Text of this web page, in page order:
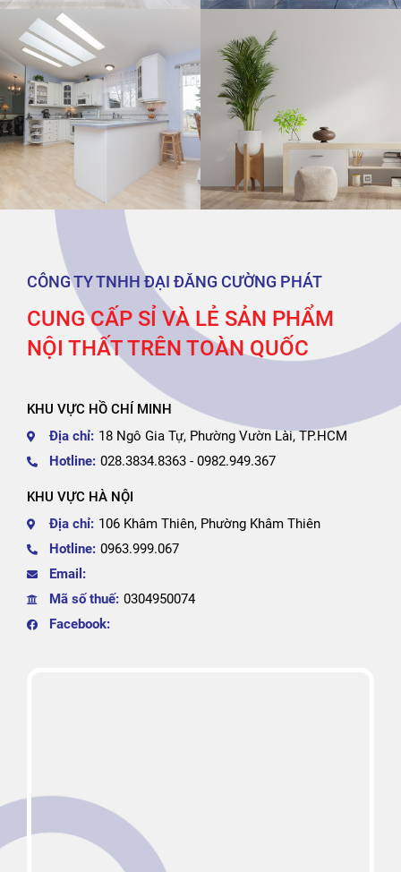
CÔNG TY TNHH ĐẠI ĐĂNG CƯỜNG PHÁT
CUNG CẤP SỈ VÀ LẺ SẢN PHẨM
NỘI THẤT TRÊN TOÀN QUỐC
KHU VỰC HỒ CHÍ MINH
Địa chỉ: 18 Ngô Gia Tự, Phường Vườn Lài, TP.HCM
Hotline: 028.3834.8363 - 0982.949.367
KHU VỰC HÀ NỘI
Địa chỉ: 106 Khâm Thiên, Phường Khâm Thiên
Hotline: 0963.999.067
Email:
Mã số thuế: 0304950074
Facebook: